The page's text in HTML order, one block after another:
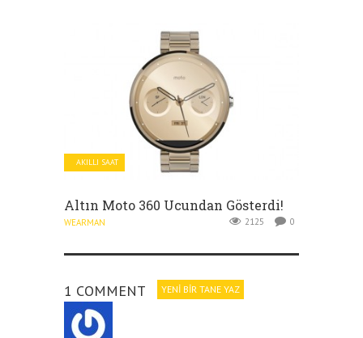
AKILLI SAAT
Altın Moto 360 Ucundan Gösterdi!
WEARMAN 2125 0
1 COMMENT YENI BIR TANE YAZ